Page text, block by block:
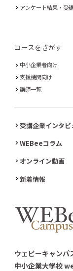
アンケート結果・受
コースをさがす
中小企業者向け
支援機関向け
講師一覧
受講企業インタビ
WEBeeコラム
オンライン動画
新着情報
ウェビーキャンパ
中小企業大学校